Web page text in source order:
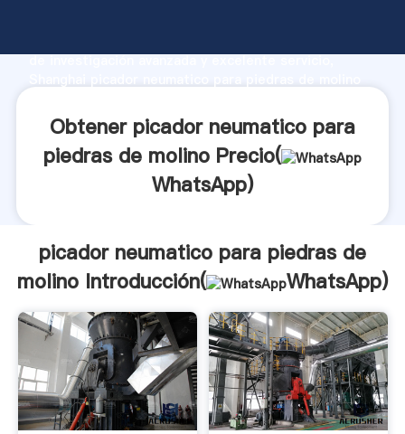
de investigación avanzada y excelente servicio,
clientes.
Obtener picador neumatico para
piedras de molino Precio(
WhatsApp)
picador neumatico para piedras de
molino Introducción(
WhatsApp)